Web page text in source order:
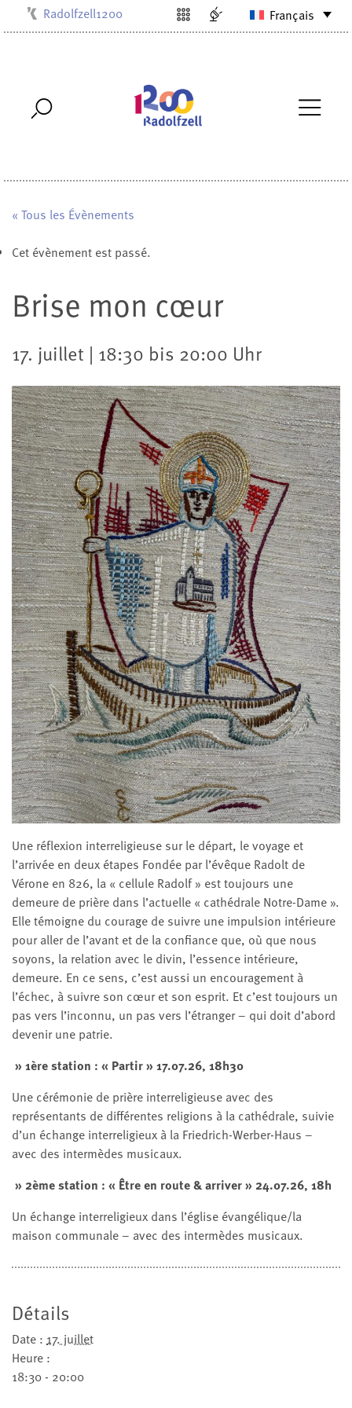
Musikschule
Stadtbibliothek
Villa Bosch
Radolfzell1200 Français
« Tous les Évènements
Cet évènement est passé.
Brise mon cœur
17. juillet | 18:30 bis 20:00 Uhr
Une réflexion interreligieuse sur le départ, le voyage et
l’arrivée en deux étapes Fondée par l’évêque Radolt de
Vérone en 826, la « cellule Radolf » est toujours une
demeure de prière dans l’actuelle « cathédrale Notre-Dame ».
Elle témoigne du courage de suivre une impulsion intérieure
pour aller de l’avant et de la confiance que, où que nous
soyons, la relation avec le divin, l’essence intérieure,
demeure. En ce sens, c’est aussi un encouragement à
l’échec, à suivre son cœur et son esprit. Et c’est toujours un
pas vers l’inconnu, un pas vers l’étranger – qui doit d’abord
devenir une patrie.
» 1ère station : « Partir » 17.07.26, 18h30
Une cérémonie de prière interreligieuse avec des
représentants de différentes religions à la cathédrale, suivie
d’un échange interreligieux à la Friedrich-Werber-Haus –
avec des intermèdes musicaux.
» 2ème station : « Être en route & arriver » 24.07.26, 18h
Un échange interreligieux dans l’église évangélique/la
maison communale – avec des intermèdes musicaux.
Détails
Date : 17. juillet
Heure :
18:30 - 20:00